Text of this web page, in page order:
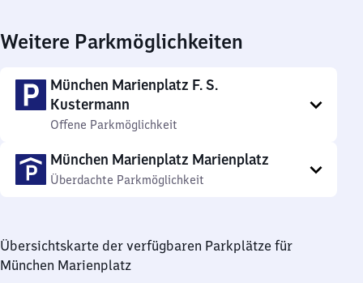
Weitere Parkmöglichkeiten
München Marienplatz F. S.
Kustermann
Offene Parkmöglichkeit
München Marienplatz Marienplatz
Überdachte Parkmöglichkeit
Übersichtskarte der verfügbaren Parkplätze für
München Marienplatz